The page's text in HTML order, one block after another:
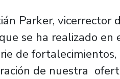
Parker,
se ha realizado
de
de nuestra